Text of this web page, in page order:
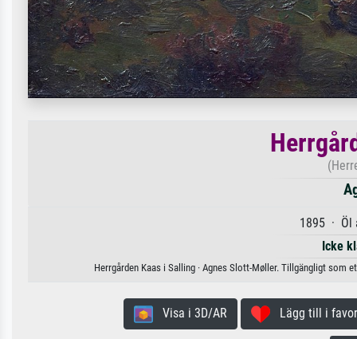
1895 · Öl
Icke
Herrgården Kaas i Salling · Agnes Slott-Møller. Tillgängligt som
Visa i 3D/AR Lägg till i